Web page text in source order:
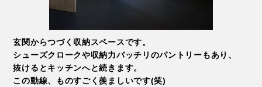
玄関からつづく収納スペースです。
シューズクロークや収納力バッチリのパントリーもあり、
抜けるとキッチンへと続きます。
この動線、ものすごく羨ましいです(笑)